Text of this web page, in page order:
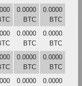
0.0000
BTC
0.0000
BTC
0.0000
BTC
0.0000
BTC
0.0000
BTC
0.0000
BTC
0.0000
0.0000